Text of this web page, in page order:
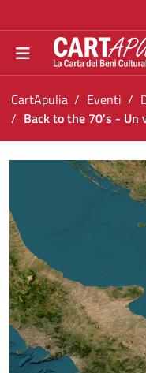
Vai al menu di
Vai ai contenuti
Vai al footer
Ti trovi in:
CartApulia Eventi
Back to the 70's - Un
Back to the